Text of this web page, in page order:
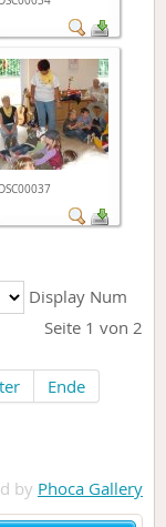
DSC00037
Display Num
Seite 1 von 2
Ende
by Phoca Gallery